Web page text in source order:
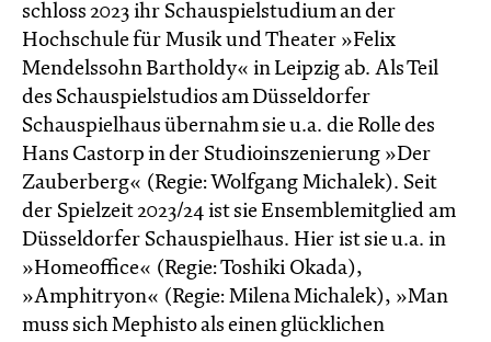
schloss 2023 ihr Schauspielstudium an der
Hochschule für Musik und Theater »Felix
Mendelssohn Bartholdy« in Leipzig ab. Als Teil
des Schauspielstudios am Düsseldorfer
Schauspielhaus übernahm sie u.a. die Rolle des
Hans Castorp in der Studioinszenierung »Der
Zauberberg« (Regie: Wolfgang Michalek). Seit
der Spielzeit 2023/24 ist sie Ensemblemitglied am
Düsseldorfer Schauspielhaus. Hier ist sie u.a. in
»Homeoffice« (Regie: Toshiki Okada),
»Amphitryon« (Regie: Milena Michalek), »Man
muss sich Mephisto als einen glück­lichen